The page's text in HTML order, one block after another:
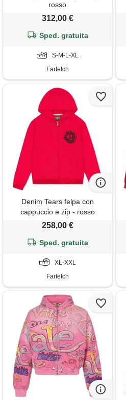
rosso
312,00 €
Sped. gratuita
S-M-L-XL
Farfetch
Denim Tears felpa con
cappuccio e zip - rosso
258,00 €
Sped. gratuita
XL-XXL
Farfetch